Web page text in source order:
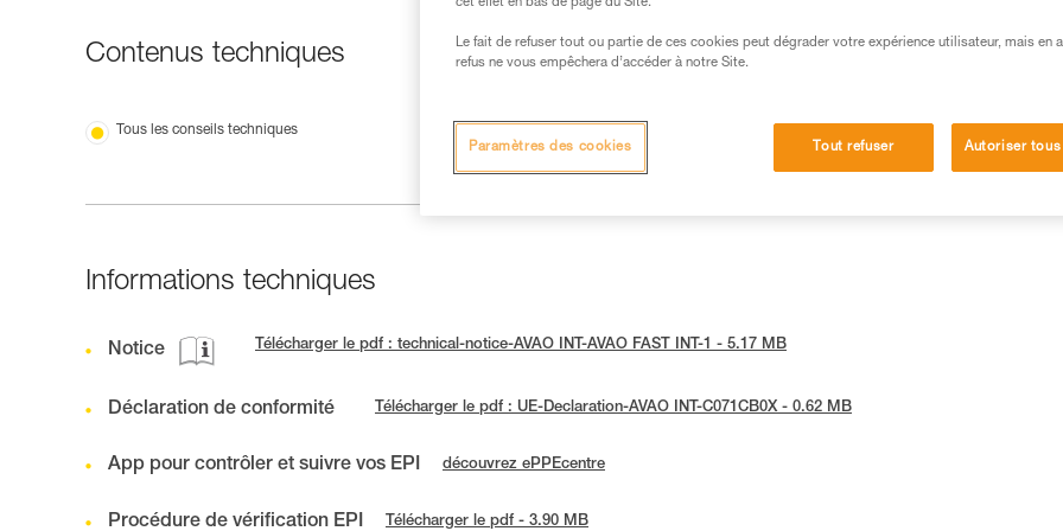
Contenus techniques
Tous les conseils techniques
Informations techniques
Notice Télécharger le pdf : technical-notice-AVAO INT-AVAO FAST INT-1 - 5.17 MB
Déclaration de conformité Télécharger le pdf : UE-Declaration-AVAO INT-C071CB0X - 0.62 MB
App pour contrôler et suivre vos EPI découvrez ePPEcentre
Procédure de vérification EPI Télécharger le pdf - 3.90 MB
cet effet en bas de page du Site.
Le fait de refuser tout ou partie de ces cookies peut dégrader votre expérience utilisateur, mais en
refus ne vous empêchera d’accéder à notre Site.
Tout refuser Autoriser
Paramètres des cookies